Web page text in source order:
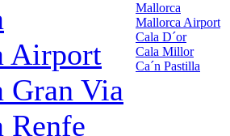
Airport
Gran Via
Renfe
Mallorca
Mallorca Airport
Cala D´or
Cala Millor
Ca´n Pastilla